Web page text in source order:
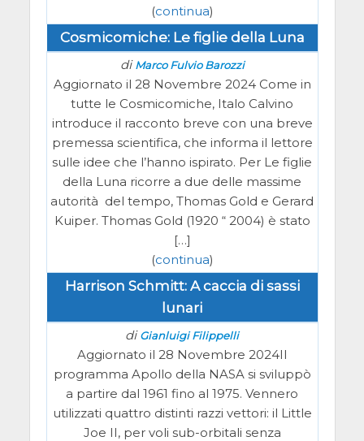
(continua)
Cosmicomiche: Le figlie della Luna
diMarco Fulvio Barozzi
Aggiornato il 28 Novembre 2024 Come in
tutte le Cosmicomiche, Italo Calvino
introduce il racconto breve con una breve
premessa scientifica, che informa il lettore
sulle idee che l’hanno ispirato. Per Le figlie
della Luna ricorre a due delle massime
autorità del tempo, Thomas Gold e Gerard
Kuiper. Thomas Gold (1920 “ 2004) è stato
[…]
(continua)
Harrison Schmitt: A caccia di sassi
lunari
diGianluigi Filippelli
Aggiornato il 28 Novembre 2024Il
programma Apollo della NASA si sviluppò
a partire dal 1961 fino al 1975. Vennero
utilizzati quattro distinti razzi vettori: il Little
Joe II, per voli sub-orbitali senza